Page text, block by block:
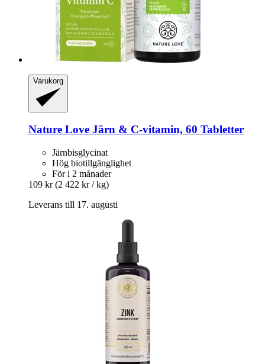
Varukorg
Nature Love Järn & C-​vitamin, 60 Tabletter
Järnbisglycinat
Hög biotillgänglighet
För i 2 månader
109 kr (2 422 kr / kg)
Leverans till 17. augusti